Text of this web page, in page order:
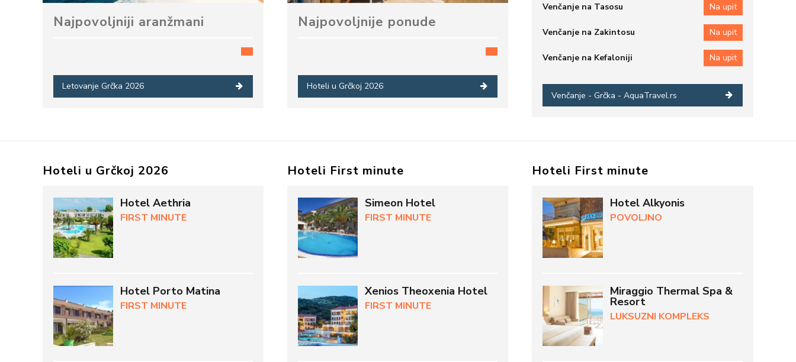
Najpovoljniji aranžmani
Letovanje Grčka 2026
Najpovoljnije ponude
Hoteli u Grčkoj 2026
Venčanje na Tasosu Na upit
Venčanje na Zakintosu Na upit
Venčanje na Kefaloniji Na upit
Venčanje - Grčka - AquaTravel.rs
Hoteli u Grčkoj 2026
Hotel Aethria
FIRST MINUTE
Hotel Porto Matina
FIRST MINUTE
Hoteli First minute
Simeon Hotel
FIRST MINUTE
Xenios Theoxenia Hotel
FIRST MINUTE
Hoteli First minute
Hotel Alkyonis
POVOLJNO
Miraggio Thermal Spa &
Resort
LUKSUZNI KOMPLEKS